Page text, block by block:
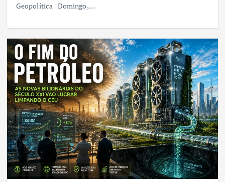
Geopolítica | Domingo,…